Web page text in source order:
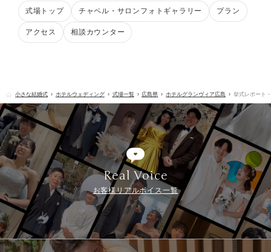
式場トップ チャペル・サロンフォトギャラリー プラン
アクセス 相談カウンター
小さな結婚式 ホテルウェディング 式場一覧 広島県 ホテルグランヴィア広島 挙式レポート
Real Voice
お客様リアルボイス一覧